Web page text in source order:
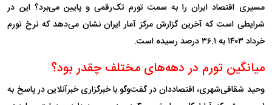
مسیری اقتصاد ایران را به سمت تورم تک‌رقمی و پایین می‌برد؟ این در
شرایطی است که آخرین گزارش مرکز آمار ایران نشان می‌دهد که نرخ تورم
خرداد ۱۴۰۳ به ۳۶.۱ درصد رسیده است.
میانگین تورم در دهه‌های مختلف چقدر بود؟
وحید شقاقی‌شهری، اقتصاددان در گفت‌وگو با خبرگزاری خبرآنلاین در پاسخ به